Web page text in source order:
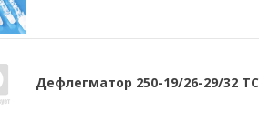
Дефлегматор 250-19/26-29/32 ТС